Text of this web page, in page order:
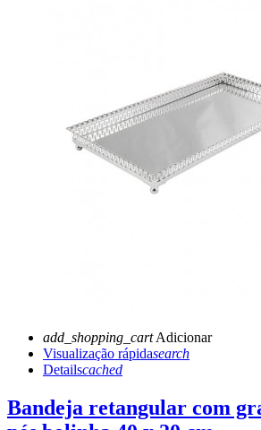
add_shopping_cartAdicionar
Visualização rápidasearch
Detailscached
Bandeja retangular com